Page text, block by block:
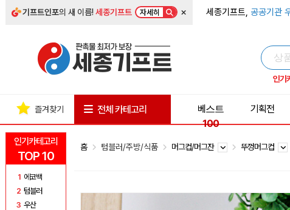
기프트인포의 새 이름!세종기프트 자세히 × 세종기프트, 공공기관
인기
인기카테고리
TOP 10
1 에코백
2 텀블러
3 우산
즐겨찾기 전체 카테고리
베스트
100
기획전
홈 텀블러/주방/식품 머그컵/머그잔 뚜껑머그컵